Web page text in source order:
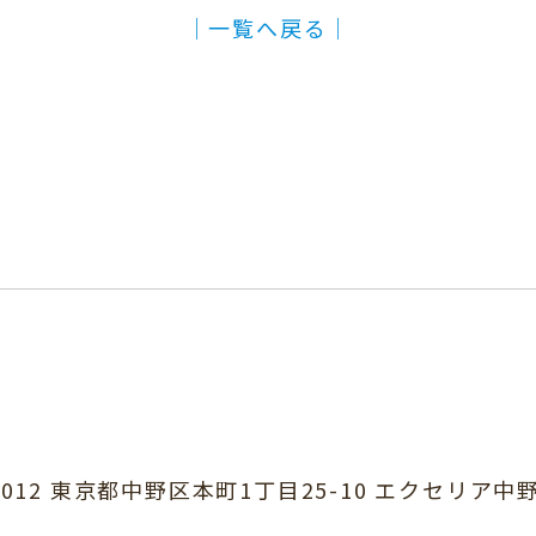
│一覧へ戻る│
東京都中野区本町1丁目25-10 エクセリア中